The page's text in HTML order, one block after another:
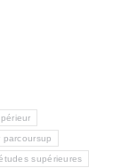
parcoursup
supérieures